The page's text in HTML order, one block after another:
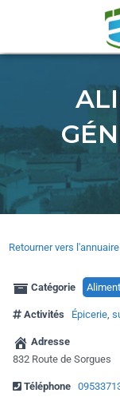
Retourner vers l'annuaire
Catégorie
Activités Épicerie,
Adresse
832 Route de Sorgues
Téléphone